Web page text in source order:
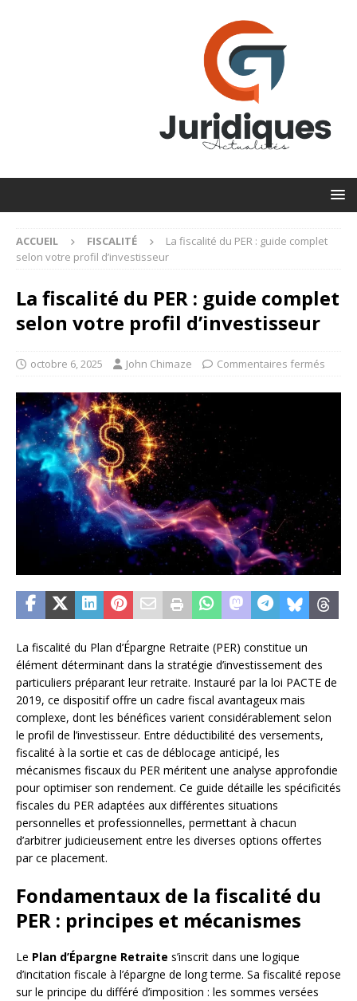
ACCUEIL FISCALITÉ
La fiscalité du PER : guide complet
selon votre profil d’investisseur
La fiscalité du PER : guide complet
selon votre profil d’investisseur
octobre 6, 2025 John Chimaze Commentaires fermés
La fiscalité du Plan d’Épargne Retraite (PER) constitue un
élément déterminant dans la stratégie d’investissement des
particuliers préparant leur retraite. Instauré par la loi PACTE de
2019, ce dispositif offre un cadre fiscal avantageux mais
complexe, dont les bénéfices varient considérablement selon
le profil de l’investisseur. Entre déductibilité des versements,
fiscalité à la sortie et cas de déblocage anticipé, les
mécanismes fiscaux du PER méritent une analyse approfondie
pour optimiser son rendement. Ce guide détaille les spécificités
fiscales du PER adaptées aux différentes situations
personnelles et professionnelles, permettant à chacun
d’arbitrer judicieusement entre les diverses options offertes
par ce placement.
Fondamentaux de la fiscalité du
PER : principes et mécanismes
Le Plan d’Épargne Retraite s’inscrit dans une logique
d’incitation fiscale à l’épargne de long terme. Sa fiscalité repose
sur le principe du différé d’imposition : les sommes versées